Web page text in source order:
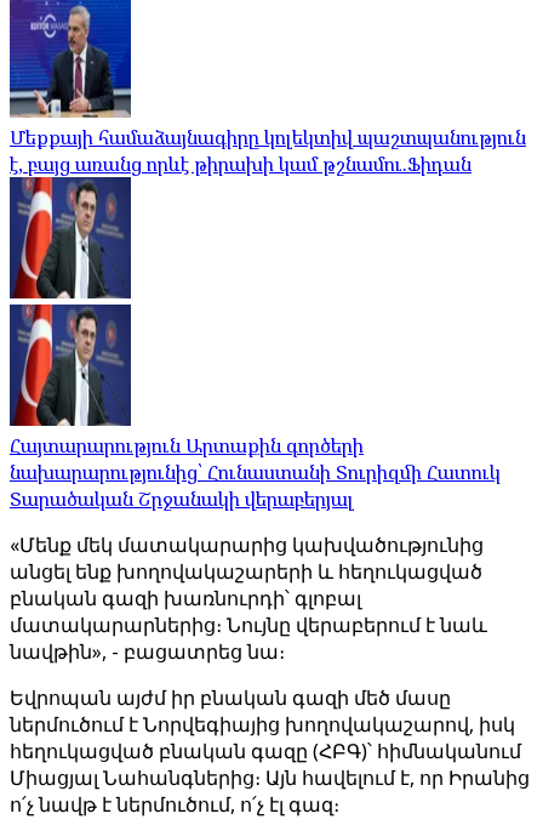
Մեքքայի համաձայնագիրը կոլեկտիվ պաշտպանություն
է, բայց առանց որևէ թիրախի կամ թշնամու.Ֆիդան
Հայտարարություն Արտաքին գործերի
նախարարությունից՝ Հունաստանի Տուրիզմի Հատուկ
Տարածական Շրջանակի վերաբերյալ
«Մենք մեկ մատակարարից կախվածությունից
անցել ենք խողովակաշարերի և հեղուկացված
բնական գազի խառնուրդի՝ գլոբալ
մատակարարներից։ Նույնը վերաբերում է նաև
նավթին», - բացատրեց նա։
Եվրոպան այժմ իր բնական գազի մեծ մասը
ներմուծում է Նորվեգիայից խողովակաշարով, իսկ
հեղուկացված բնական գազը (ՀԲԳ)՝ հիմնականում
Միացյալ Նահանգներից։ Այն հավելում է, որ Իրանից
ո՛չ նավթ է ներմուծում, ո՛չ էլ գազ։